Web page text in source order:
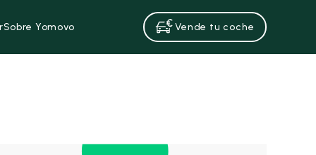
Sobre Yomovo Vende tu coche